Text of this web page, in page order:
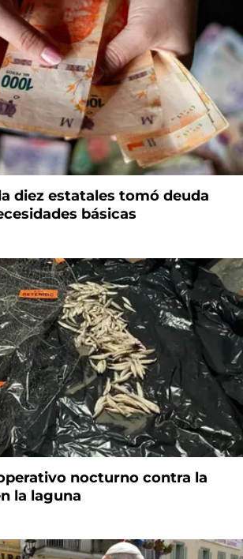
diez estatales tomó deuda
básicas
nocturno contra la
la laguna